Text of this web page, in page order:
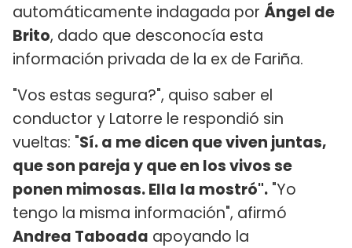
automáticamente indagada por Ángel de
Brito, dado que desconocía esta
información privada de la ex de Fariña.
"Vos estas segura?", quiso saber el
conductor y Latorre le respondió sin
vueltas: "Sí. a me dicen que viven juntas,
que son pareja y que en los vivos se
ponen mimosas. Ella la mostró". "Yo
tengo la misma información", afirmó
Andrea Taboada apoyando la